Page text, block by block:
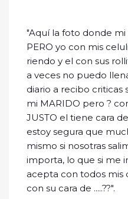
"Aquí la foto donde mi
PERO yo con mis
riendo y el con sus
a veces no puedo
diario a recibo criticas
mi MARIDO pero ?
JUSTO el tiene cara
estoy segura que
mismo si nosotras
importa, lo que si me
acepta con todos mis
con su cara de .....??".